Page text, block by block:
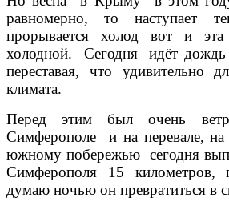
равномерно, то наступает
прорывается холод вот и эта
холодной. Сегодня идёт
переставая, что удивительно
климата.
Перед этим был очень
Симферополе и на перевале,
южному побережью сегодня
Симферополя 15 километров,
думаю ночью он превратиться в